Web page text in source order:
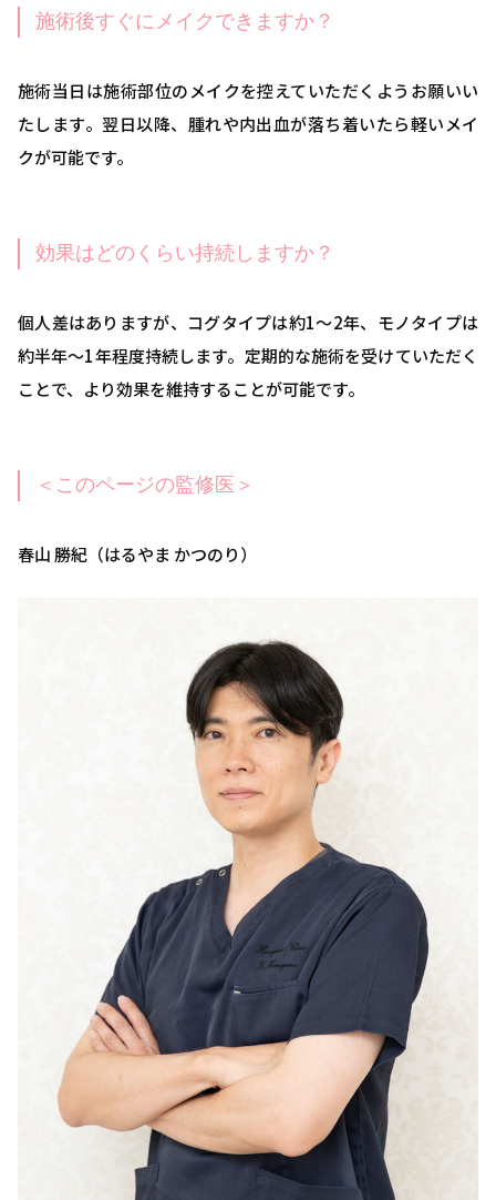
施術後すぐにメイクできますか？
施術当日は施術部位のメイクを控えていただくようお願いい
たします。翌日以降、腫れや内出血が落ち着いたら軽いメイ
クが可能です。
効果はどのくらい持続しますか？
個人差はありますが、コグタイプは約1～2年、モノタイプは
約半年～1年程度持続します。定期的な施術を受けていただく
ことで、より効果を維持することが可能です。
＜このページの監修医＞
春山 勝紀（はるやま かつのり）